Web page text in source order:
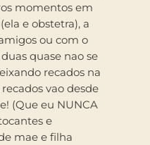
momentos em
e obstetra), a
ou com o
quase nao se
recados na
vao desde
(Que eu NUNCA
e
mae e filha